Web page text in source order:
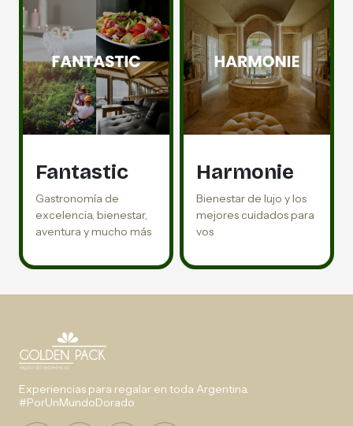
Fantastic
Gastronomía de
excelencia, bienestar,
aventura y mucho más
Harmonie
Bienestar de lujo y los
mejores cuidados para
vos
Experiencias para regalar en toda Argentina.
#PorUnMundoDorado